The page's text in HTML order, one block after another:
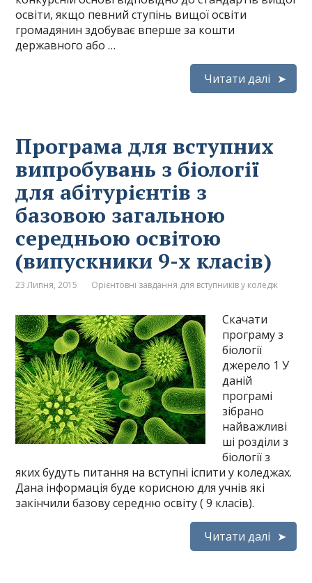
освіти, якщо певний ступінь вищої освіти
громадянин здобуває вперше за кошти
державного або …
Читати далі
Програма для вступних
випробувань з біології
для абітурієнтів з
базовою загальною
середньою освітою
(випускники 9-х класів)
23 Липня, 2015 Орієнтовні завдання для вступників у коледж
Скачати
програму з
біології
джерело 1 У
даній
програмі
зібрано
найважливі
ші розділи з
біології з
яких будуть питання на вступні іспити у коледжах.
Дана інформація буде корисною для учнів які
закінчили базову середню освіту ( 9 класів).
Читати далі